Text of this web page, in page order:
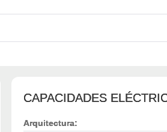
CAPACIDADES
Arquitectura: